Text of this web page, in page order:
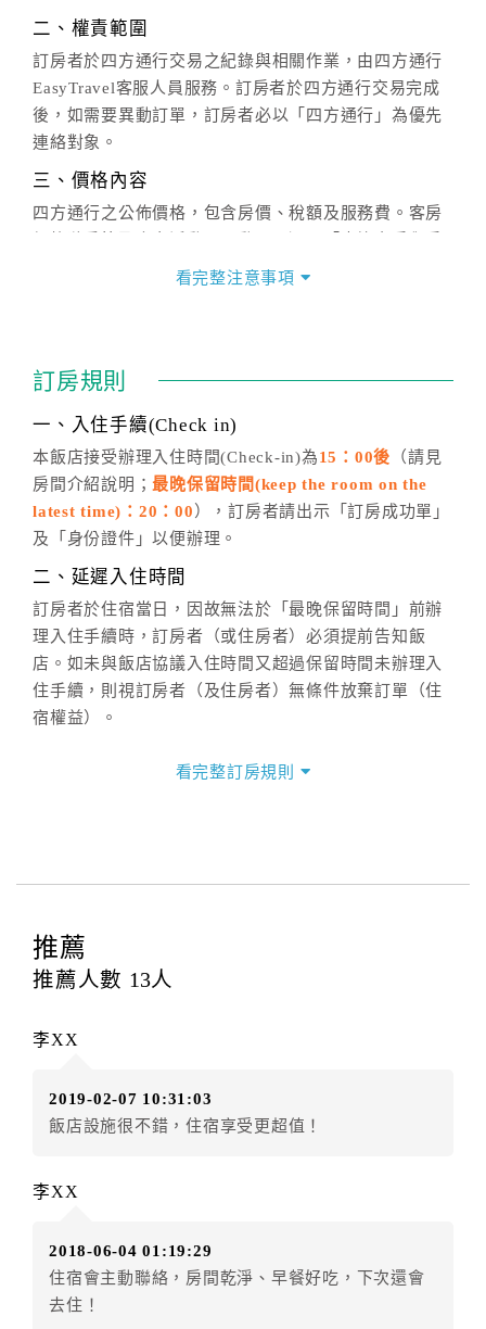
二、權責範圍
訂房者於四方通行交易之紀錄與相關作業，由四方通行
EasyTravel客服人員服務。訂房者於四方通行交易完成
後，如需要異動訂單，訂房者必以「四方通行」為優先
連絡對象。
三、價格內容
四方通行之公佈價格，包含房價、稅額及服務費。客房
價」之當日價格為標準。
話方式異動訂單。
※非客服時間之申辦異動，皆為次日計算及辦理。
五、客服時間
週一至週日，上午9:00～晚上6:00
六、聯絡方式
(07)9682715 。
看完整注意事項
訂房規則
一、入住手續(Check in)
本飯店接受辦理入住時間(Check-in)為15：00後 （請見
房間介紹說明；最晚保留時間(keep the room on the
latest time)：20：00 ），訂房者請出示「訂房成功單」
及「身份證件」以便辦理。
二、延遲入住時間
訂房者於住宿當日，因故無法於「最晚保留時間」前辦
理入住手續時，訂房者（或住房者）必須提前告知飯
店。如未與飯店協議入住時間又超過保留時間未辦理入
住手續，則視訂房者（及住房者）無條件放棄訂單（住
宿權益）。
四、訂單異動
提出申辦不得異動訂單。
每筆訂單異動限定
辦理取消退款。
房者應補足差額。（限原訂飯店）
房者不得要求退其差額。（限原訂飯店）
額3個月
．訂房者使用「保留住宿金額」時，請注意！為避免飯
店客滿，敬請及早計畫，如逾時未提出申辦，視同無條
件放棄訂單（住宿權益）。 （限原訂飯店使用）
看完整訂房規則
推薦
推薦人數 13人
李XX
2019-02-07 10:31:03
飯店設施很不錯，住宿享受更超值！
李XX
2018-06-04 01:19:29
住宿會主動聯絡，房間乾淨、早餐好吃，下次還會
去住！